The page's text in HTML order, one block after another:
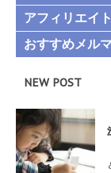
アフィリエイ
おすすめメル
NEW POST